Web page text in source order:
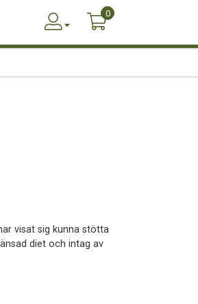
0
visat sig kunna stötta
diet och intag av